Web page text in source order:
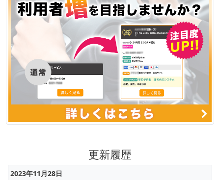
更新履歴
2023年11月28日